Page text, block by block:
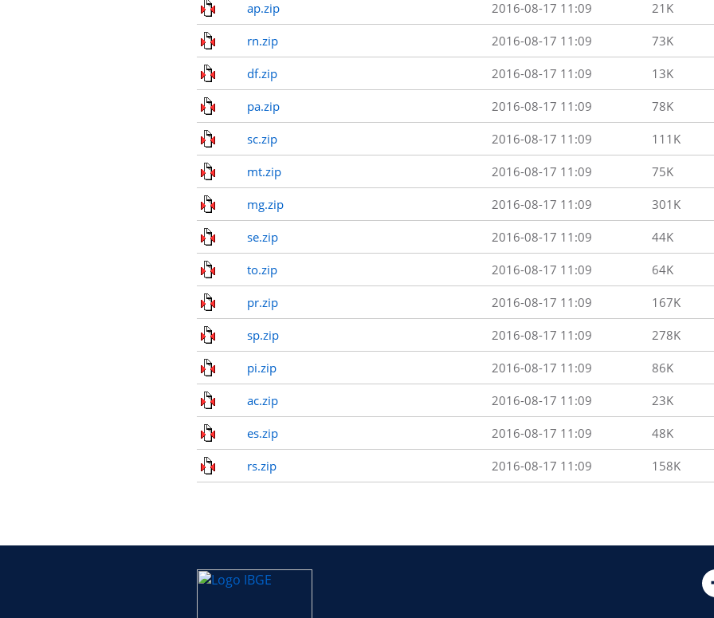
ap.zip 2016-08-17 11:09 21K
rn.zip 2016-08-17 11:09 73K
df.zip 2016-08-17 11:09 13K
pa.zip 2016-08-17 11:09 78K
sc.zip 2016-08-17 11:09 111K
mt.zip 2016-08-17 11:09 75K
mg.zip 2016-08-17 11:09 301K
se.zip 2016-08-17 11:09 44K
to.zip 2016-08-17 11:09 64K
pr.zip 2016-08-17 11:09 167K
sp.zip 2016-08-17 11:09 278K
pi.zip 2016-08-17 11:09 86K
ac.zip 2016-08-17 11:09 23K
es.zip 2016-08-17 11:09 48K
rs.zip 2016-08-17 11:09 158K